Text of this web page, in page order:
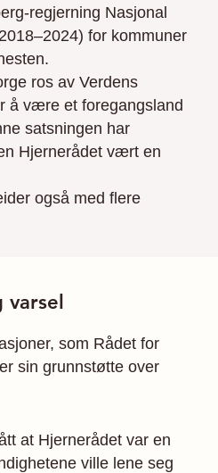
regjerning Nasjonal
for kommuner
ros av Verdens
å være et foregangsland
satsningen har
Hjernerådet vært en
også med flere
som Rådet for
sin grunnstøtte over
at Hjernerådet var en
ville lene seg